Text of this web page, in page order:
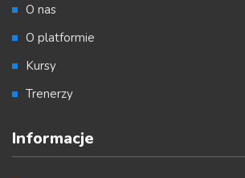
O nas
O platformie
Kursy
Trenerzy
Informacje